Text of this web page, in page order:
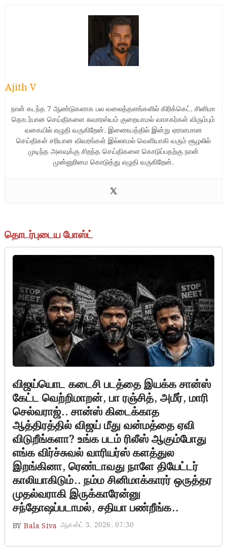
Ajith V
நான் கடந்த 7 ஆண்டுகளாக பல வலைத்தளங்களில் கிரிக்கெட், சினிமா
தொடர்பான செய்திகளை சுவாரஸ்யம் குறையாமல் வாசகர்கள் விரும்பும்
வகையில் எழுதி வருகிறேன். இணையத்தில் இன்று ஏராளமான
செய்திகள் சரியான விவரங்கள் இல்லாமல் வெளியாகி வரும் சூழலில்
முடிந்த அளவுக்கு சிறந்த செய்திகளை கொடுப்பதற்கு நான்
முன்னுரிமை கொடுத்து எழுதி வருகிறேன்.
தொடர்புடைய போஸ்ட்
விஜய்யொட கடைசி படத்தை இயக்க சான்ஸ்
கேட்ட வெற்றிமாறன், பா ரஞ்சித், அமீர், மாரி
செல்வராஜ்.. சான்ஸ் கிடைக்காத
ஆத்திரத்தில் விஜய் மீது வன்மத்தை ஏவி
விடுறீங்களா? உங்க படம் ரிலீஸ் ஆகும்போது
எங்க விர்ச்சுவல் வாரியர்ஸ் களத்துல
இறங்கினா, ரெண்டாவது நாளே தியேட்டர்
காலியாகிடும்.. நம்ம சினிமாக்காரர் ஒருத்தர
முதல்வராகி இருக்காரேன்னு
சந்தோஷப்படாமல், சதியா பண்றீங்க..
BY Bala Siva ஆகஸ்ட் 3, 2026, 07:30